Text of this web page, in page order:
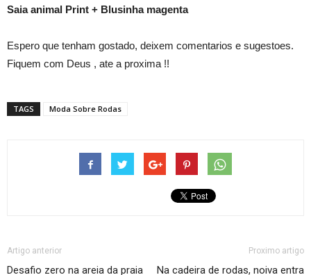
Saia animal Print + Blusinha magenta
Espero que tenham gostado, deixem comentarios e sugestoes.
Fiquem com Deus , ate a proxima !!
TAGS Moda Sobre Rodas
Artigo anterior
Desafio zero na areia da praia
Proximo artigo
Na cadeira de rodas, noiva entra